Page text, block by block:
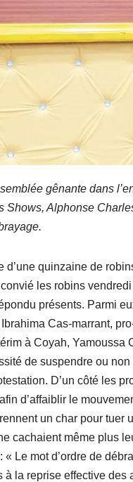
gênante dans
Alphonse
quinzaine de
les robins
présents. Parmi
Cas-marrant,
à Coyah, Yamoussa
de suspendre ou
D’un côté les
d’affaiblir le
un char pour
cachaient même plus
Le mot d’ordre de
à la reprise effective